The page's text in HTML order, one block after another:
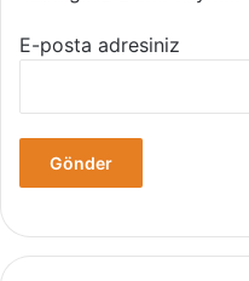
E-posta adresiniz